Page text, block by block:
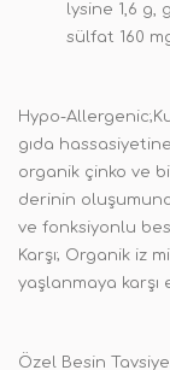
lysine 1,6 g,
sülfat 160
Hypo-
gıda
organik çinko ve
derinin
ve fonksiyonlu
Karşı; Organik iz
yaşlanmaya karşı
Özel Besin